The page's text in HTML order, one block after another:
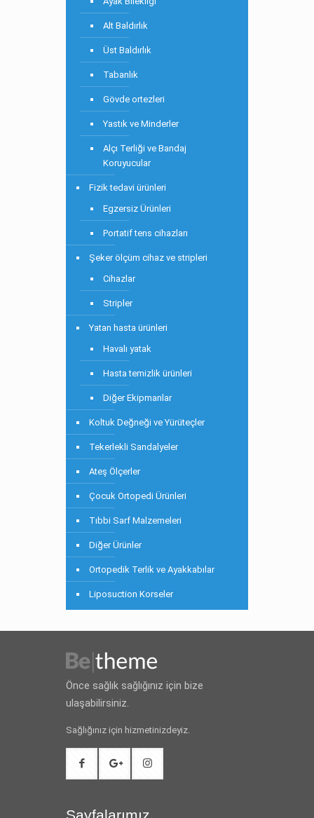
Alt Baldırlık
Üst Baldırlık
Tabanlık
Gövde ortezleri
Yastık ve Minderler
Alçı Terliği ve Bandaj
Koruyucular
Fizik tedavi ürünleri
Egzersiz Ürünleri
Portatif tens cihazları
Şeker ölçüm cihaz ve stripleri
Cihazlar
Stripler
Yatan hasta ürünleri
Havalı yatak
Hasta temizlik ürünleri
Diğer Ekipmanlar
Koltuk Değneği ve Yürüteçler
Tekerlekli Sandalyeler
Ateş Ölçerler
Çocuk Ortopedi Ürünleri
Tıbbi Sarf Malzemeleri
Diğer Ürünler
Ortopedik Terlik ve Ayakkabılar
Liposuction Korseler
Önce sağlık sağlığınız için bize
ulaşabilirsiniz.
Sağlığınız için hizmetinizdeyiz.
Sayfalarımız